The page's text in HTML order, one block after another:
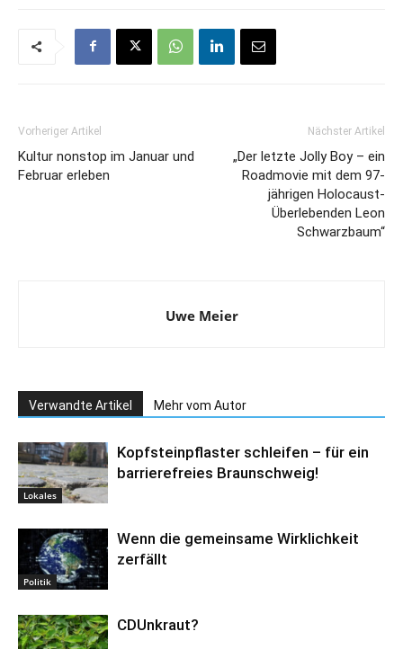
Vorheriger Artikel
Kultur nonstop im Januar und
Februar erleben
Nächster Artikel
„Der letzte Jolly Boy – ein
Roadmovie mit dem 97-
jährigen Holocaust-
Überlebenden Leon
Schwarzbaum“
Uwe Meier
Verwandte Artikel Mehr vom Autor
Lokales
Kopfsteinpflaster schleifen – für ein
barrierefreies Braunschweig!
Politik
Wenn die gemeinsame Wirklichkeit
zerfällt
CDUnkraut?